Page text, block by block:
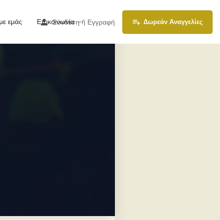
εμάς Επικοινωνία
Σύνδεση ή Εγγραφή Δωρεάν Αναγγελίες